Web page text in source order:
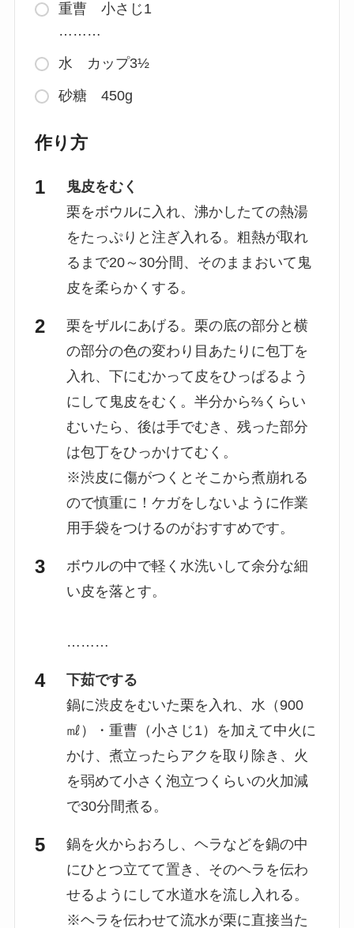
重曹 小さじ1
………
水 カップ3½
砂糖 450g
作り方
鬼皮をむく
栗をボウルに入れ、沸かしたての熱湯
をたっぷりと注ぎ入れる。粗熱が取れ
るまで20～30分間、そのままおいて鬼
皮を柔らかくする。
栗をザルにあげる。栗の底の部分と横
の部分の色の変わり目あたりに包丁を
入れ、下にむかって皮をひっぱるよう
にして鬼皮をむく。半分から⅔くらい
むいたら、後は手でむき、残った部分
は包丁をひっかけてむく。
※渋皮に傷がつくとそこから煮崩れる
ので慎重に！ケガをしないように作業
用手袋をつけるのがおすすめです。
ボウルの中で軽く水洗いして余分な細
い皮を落とす。
………
下茹でする
鍋に渋皮をむいた栗を入れ、水（900
㎖）・重曹（小さじ1）を加えて中火に
かけ、煮立ったらアクを取り除き、火
を弱めて小さく泡立つくらいの火加減
で30分間煮る。
鍋を火からおろし、ヘラなどを鍋の中
にひとつ立てて置き、そのヘラを伝わ
せるようにして水道水を流し入れる。
※ヘラを伝わせて流水が栗に直接当た